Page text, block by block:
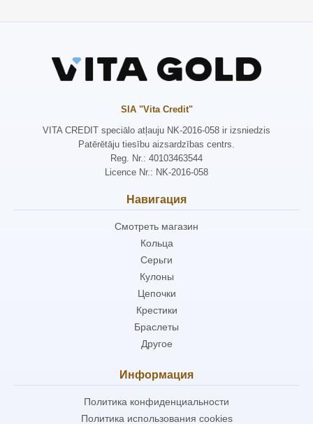
SIA "Vita Credit"
VITA CREDIT speciālo atļauju NK-2016-058 ir izsniedzis
Patērētāju tiesību aizsardzības centrs.
Reg. Nr.: 40103463544
Licence Nr.: NK-2016-058
Навигация
Смотреть магазин
Кольца
Серьги
Кулоны
Цепочки
Крестики
Браслеты
Другое
Информация
Политика конфиденциальности
Политика использования cookies